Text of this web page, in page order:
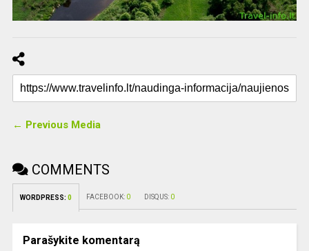
← Previous Media
COMMENTS
WORDPRESS: 0 FACEBOOK: 0 DISQUS: 0
Parašykite komentarą